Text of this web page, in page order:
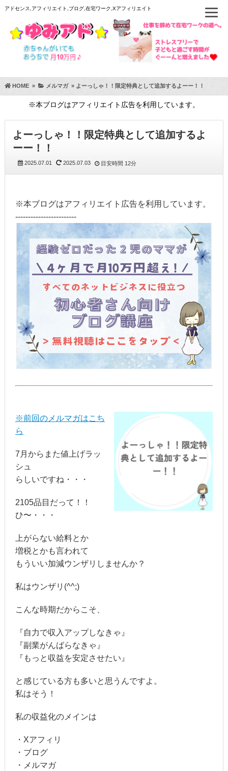
アドセンス,アフィリエイト,ブログ,在宅ワーク,Xアフィリエイト
HOME» メルマガ» よーっしゃ！！限定特典として追加するよーー！！
※本ブログはアフィリエイト広告を利用しています。
よーっしゃ！！限定特典として追加するよ
ーー！！
2025.07.01 2025.07.03 目安時間 12分
※本ブログはアフィリエイト広告を利用しています。
------------------------
※前回のメルマガはこち
ら
7月からまた値上げラッ
シュ
らしいですね・・・
2105品目だって！！
ひ〜・・・
上がらない給料とか
増税とかも言われて
もういい加減ウンザリしませんか？
私はウンザリ(^^;)
こんな時期だからこそ、
『自力で収入アップしなきゃ』
『副業がんばらなきゃ』
『もっと収益を安定させたい』
と感じている方も多いと思うんですよ。
私はそう！
私の収益化のメインは
・Xアフィリ
・ブログ
・メルマガ